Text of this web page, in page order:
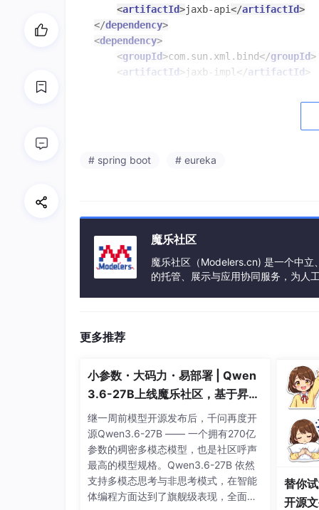
<artifactId>jaxb-api</artifactId>
</dependency>
<dependency>
<groupId>com.sun.xml.bind</groupId>
<artifactId >jaxb-impl </artifactId >
<version 2.2.10-b140310.1920
<version>1.1.1
</ dependency>
# spring boot # eureka
魔乐社区
魔乐社区（Modelers.cn) 是一个中立
的托管、展示与应用协同服务，为人
更多推荐
小参数・大码力・易部署 | Qwen
3.6-27B上线魔乐社区，基于昇腾
的部署教程来了
继一周前模型开源发布后，千问再度开
源Qwen3.6-27B —— 一个拥有270亿
参数的稠密多模态模型，也是社区呼声
最高的模型规格。Qwen3.6-27B 依然
支持多模态思考与非思考模式，在智能
体编程方面达到了旗舰级表现，全面超
替你
开源